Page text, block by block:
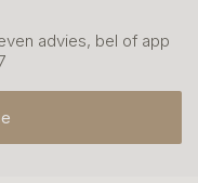
advies, bel of app